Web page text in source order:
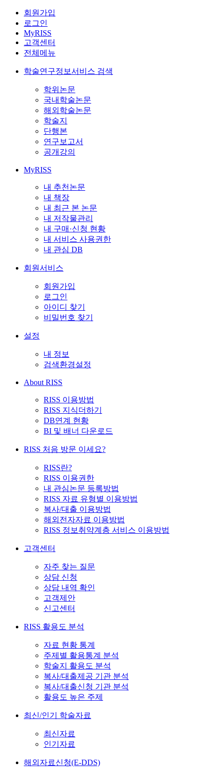
회원가입
로그인
MyRISS
고객센터
전체메뉴
학술연구정보서비스 검색
학위논문
국내학술논문
해외학술논문
학술지
단행본
연구보고서
공개강의
MyRISS
내 추천논문
내 책장
내 최근 본 논문
내 저작물관리
내 구매·신청 현황
내 서비스 사용권한
내 관심 DB
회원서비스
회원가입
로그인
아이디 찾기
비밀번호 찾기
설정
내 정보
검색환경설정
About RISS
RISS 이용방법
RISS 지식더하기
DB연계 현황
BI 및 배너 다운로드
RISS 처음 방문 이세요?
RISS란?
RISS 이용권한
내 관심논문 등록방법
RISS 자료 유형별 이용방법
복사/대출 이용방법
해외전자자료 이용방법
RISS 정보취약계층 서비스 이용방법
고객센터
자주 찾는 질문
상담 신청
상담 내역 확인
고객제안
신고센터
RISS 활용도 분석
자료 현황 통계
주제별 활용통계 분석
학술지 활용도 분석
복사/대출제공 기관 분석
복사/대출신청 기관 분석
활용도 높은 주제
최신/인기 학술자료
최신자료
인기자료
해외자료신청(E-DDS)